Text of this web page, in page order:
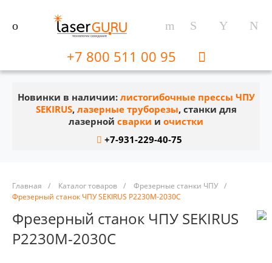
+7 800 511 00 95
Новинки в наличии: листогибочные прессы ЧПУ
SEKIRUS, лазерные труборезы, станки для
лазерной сварки и очистки
+7-931-229-40-75
Главная / Каталог товаров / Фрезерные станки ЧПУ /
Фрезерный станок ЧПУ SEKIRUS P2230М-2030C
Фрезерный станок ЧПУ SEKIRUS
P2230М-2030C